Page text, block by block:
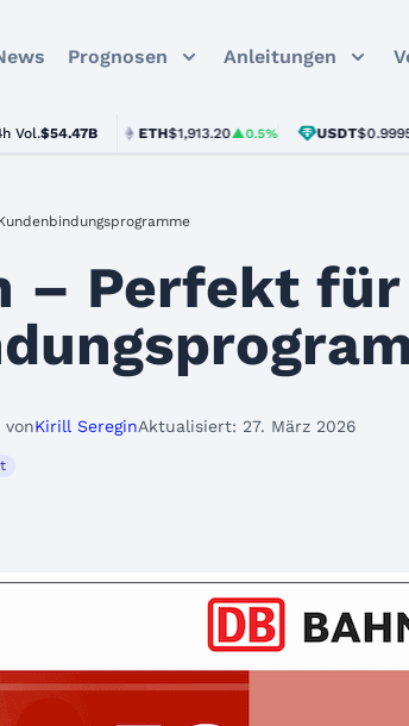
Prognosen Anleitungen
Vol.$54.47B
▲0.7% ETH$1,913.20▲0.5% USDT$0.999505
– Perfekt für
Kirill SereginAktualisiert: 27. März 2026